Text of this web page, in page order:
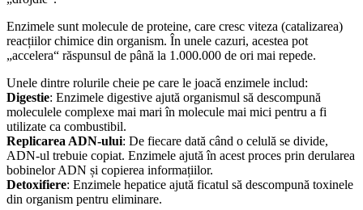
Enzimele sunt molecule de proteine, care cresc viteza (catalizarea)
reacțiilor chimice din organism. În unele cazuri, acestea pot
„accelera“ răspunsul de până la 1.000.000 de ori mai repede.
Unele dintre rolurile cheie pe care le joacă enzimele includ:
Digestie: Enzimele digestive ajută organismul să descompună
moleculele complexe mai mari în molecule mai mici pentru a fi
utilizate ca combustibil.
Replicarea ADN-ului: De fiecare dată când o celulă se divide,
ADN-ul trebuie copiat. Enzimele ajută în acest proces prin derularea
bobinelor ADN și copierea informațiilor.
Detoxifiere: Enzimele hepatice ajută ficatul să descompună toxinele
din organism pentru eliminare.